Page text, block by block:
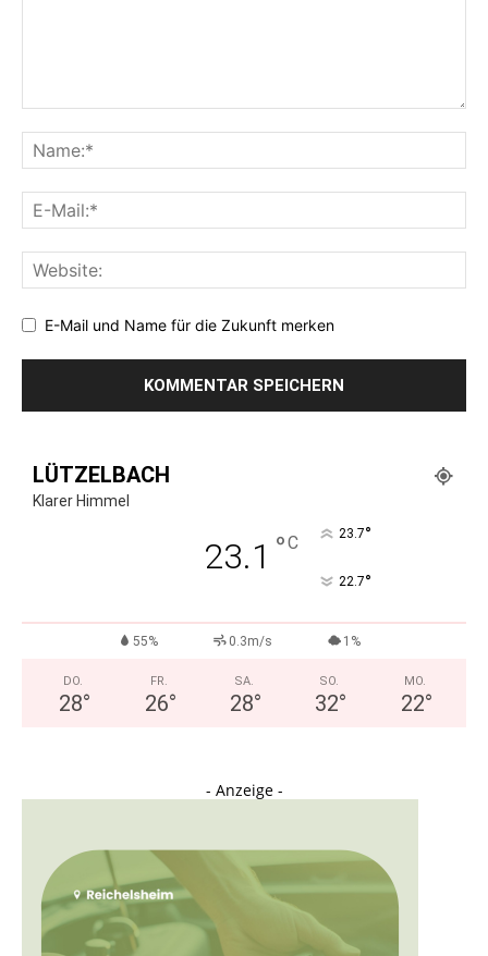
E-Mail und Name für die Zukunft merken
LÜTZELBACH
Klarer Himmel
23.1 °C 23.7°
22.7°
55% 0.3m/s 1%
DO.
28°
FR.
26°
SA.
28°
SO.
32°
MO.
22°
- Anzeige -